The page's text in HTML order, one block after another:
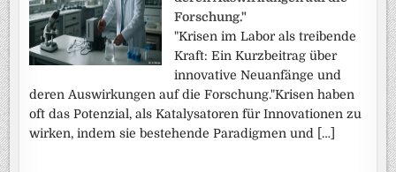
Forschung."
"Krisen im Labor als treibende
Kraft: Ein Kurzbeitrag über
innovative Neuanfänge und
deren Auswirkungen auf die Forschung."Krisen haben
oft das Potenzial, als Katalysatoren für Innovationen zu
wirken, indem sie bestehende Paradigmen und […]